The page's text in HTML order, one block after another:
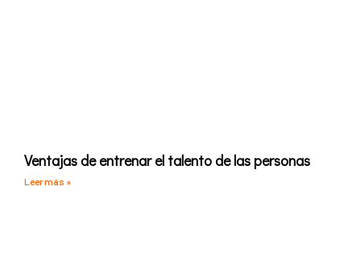
Ventajas de entrenar el talento de las personas
Leer más »